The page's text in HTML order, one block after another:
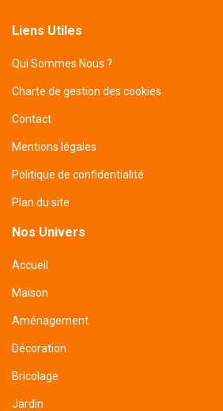
Liens Utiles
Qui Sommes Nous ?
Charte de gestion des cookies
Contact
Mentions légales
Politique de confidentialité
Plan du site
Nos Univers
Accueil
Maison
Aménagement
Décoration
Bricolage
Jardin